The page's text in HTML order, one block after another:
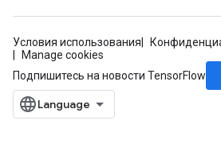
Условия использования
Manage cookies
Подпишитесь на новости TensorFlow